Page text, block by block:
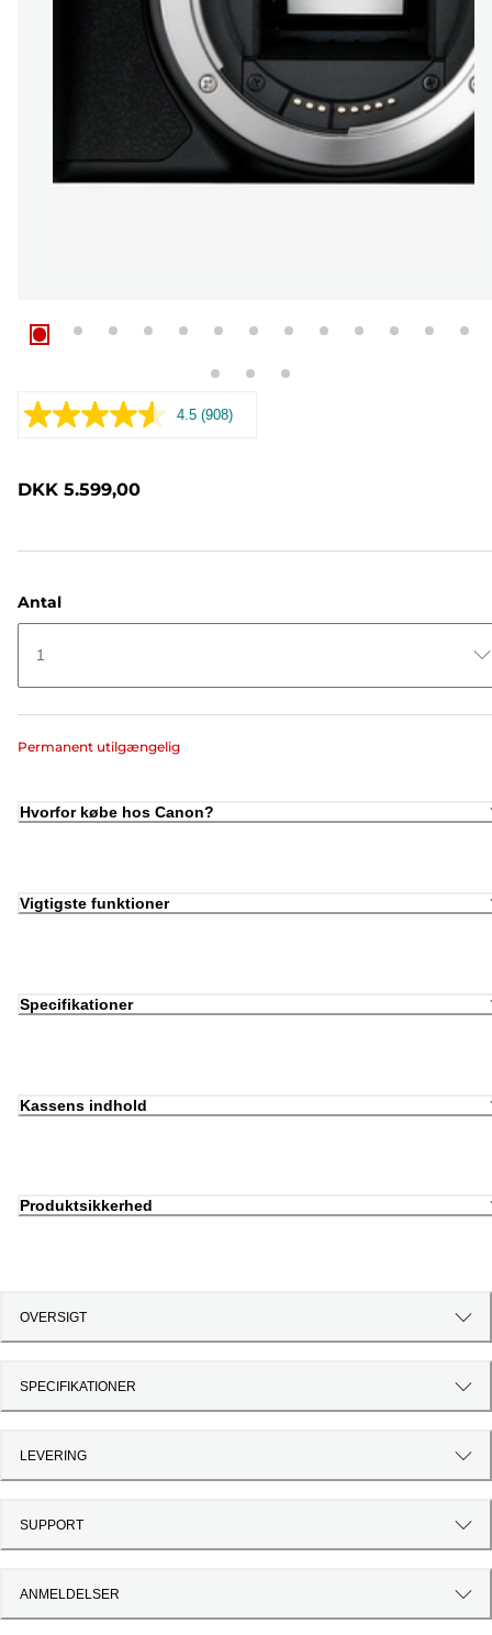
4.5 Læs
(908)
DKK 5.599,00
Antal
1
Permanent utilgængelig
Hvorfor købe hos Canon?
Vigtigste funktioner
Specifikationer
Kassens indhold
Produktsikkerhed
OVERSIGT
SPECIFIKATIONER
LEVERING
SUPPORT
ANMELDELSER